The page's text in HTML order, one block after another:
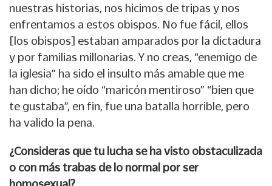
nuestras historias, nos hicimos de tripas y nos
enfrentamos a estos obispos. No fue fácil, ellos
[los obispos] estaban amparados por la dictadura
y por familias millonarias. Y no creas, “enemigo de
la iglesia” ha sido el insulto más amable que me
han dicho; he oído “maricón mentiroso” “bien que
te gustaba”, en fin, fue una batalla horrible, pero
ha valido la pena.
¿Consideras que tu lucha se ha visto obstaculizada
o con más trabas de lo normal por ser